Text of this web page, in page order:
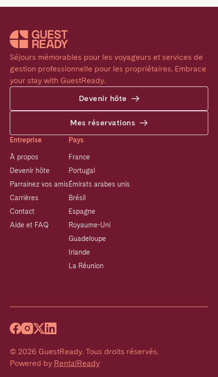
Séjours mémorables pour les voyageurs et services de
gestion professionnelle pour les propriétaires. Embrace
your stay with GuestReady.
Devenir hôte
Mes réservations
Entreprise
À propos
Devenir hôte
Parrainez vos amis
Carrières
Contact
Aide et FAQ
Pays
France
Portugal
Émirats arabes unis
Brésil
Espagne
Royaume-Uni
Guadeloupe
Irlande
La Réunion
© 2026 GuestReady. Tous droits réservés.
Powered by RentalReady